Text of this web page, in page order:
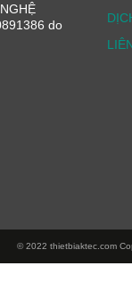
do
© 2022 thietbiaktec.com